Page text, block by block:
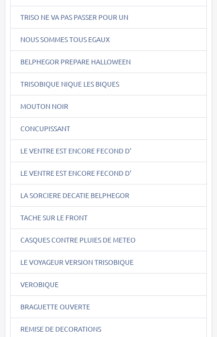
TRISO NE VA PAS PASSER POUR UN
NOUS SOMMES TOUS EGAUX
BELPHEGOR PREPARE HALLOWEEN
TRISOBIQUE NIQUE LES BIQUES
MOUTON NOIR
CONCUPISSANT
LE VENTRE EST ENCORE FECOND D'
LE VENTRE EST ENCORE FECOND D'
LA SORCIERE DECATIE BELPHEGOR
TACHE SUR LE FRONT
CASQUES CONTRE PLUIES DE METEO
LE VOYAGEUR VERSION TRISOBIQUE
VEROBIQUE
BRAGUETTE OUVERTE
REMISE DE DECORATIONS